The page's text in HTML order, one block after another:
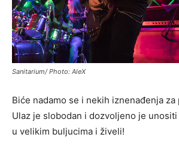
Sanitarium/ Photo: AleX
Biće nadamo se i nekih iznenađenja
Ulaz je slobodan i dozvoljeno je
u velikim buljucima i živeli!